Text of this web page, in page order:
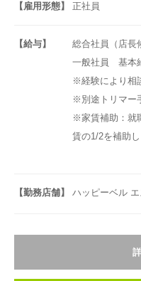
【雇用形態】 正社員
【給与】
総合社員（店長
一般社員 基本
※経験により相
※別途トリマー
※家賃補助：就
賃の1/2を補助
【勤務店舗】 ハッピーベル